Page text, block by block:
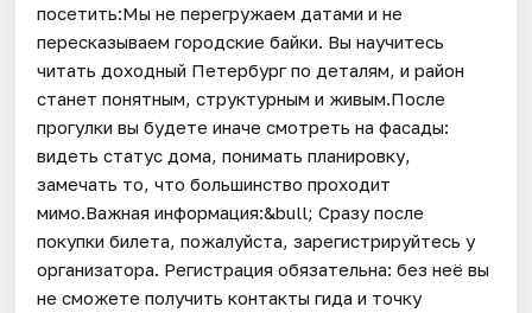
посетить:Мы не перегружаем датами и не
пересказываем городские байки. Вы научитесь
читать доходный Петербург по деталям, и район
станет понятным, структурным и живым.После
прогулки вы будете иначе смотреть на фасады:
видеть статус дома, понимать планировку,
замечать то, что большинство проходит
мимо.Важная информация:&bull; Сразу после
покупки билета, пожалуйста, зарегистрируйтесь у
организатора. Регистрация обязательна: без неё вы
не сможете получить контакты гида и точку